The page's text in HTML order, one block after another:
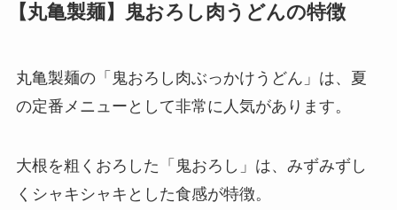
【丸亀製麺】鬼おろし肉うどんの特徴
丸亀製麺の「鬼おろし肉ぶっかけうどん」は、夏
の定番メニューとして非常に人気があります。
大根を粗くおろした「鬼おろし」は、みずみずし
くシャキシャキとした食感が特徴。